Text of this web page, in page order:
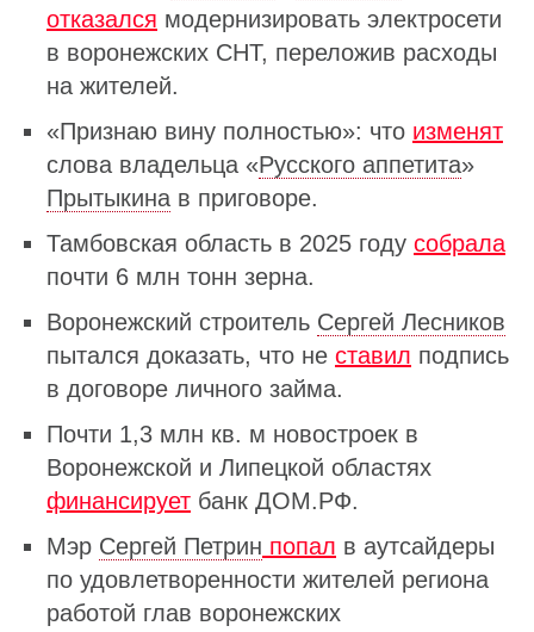
отказался модернизировать электросети
в воронежских СНТ, переложив расходы
на жителей.
«Признаю вину полностью»: что изменят
слова владельца «Русского аппетита»
Прытыкина в приговоре.
Тамбовская область в 2025 году собрала
почти 6 млн тонн зерна.
Воронежский строитель Сергей Лесников
пытался доказать, что не ставил подпись
в договоре личного займа.
Почти 1,3 млн кв. м новостроек в
Воронежской и Липецкой областях
финансирует банк ДОМ.РФ.
Мэр Сергей Петрин попал в аутсайдеры
по удовлетворенности жителей региона
работой глав воронежских